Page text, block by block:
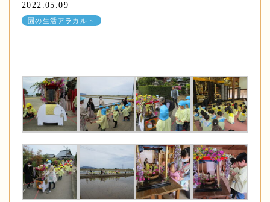
2022.05.09
園の生活アラカルト